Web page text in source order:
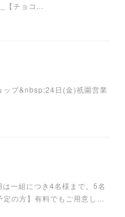
【チョコ...
プ&nbsp;24日(金)祇園営業
一組につき4名様まで。5名
の方】有料でもご用意し…